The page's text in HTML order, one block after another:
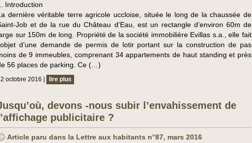
Introduction
dernière véritable terre agricole uccloise, située le long de la chaussée de
Job et de la rue du Château d’Eau, est un rectangle d’environ 60m de
sur 150m de long. Propriété de la société immobilière Evillas s.a., elle fait
d’une demande de permis de lotir portant sur la construction de pas
de 9 immeubles, comprenant 34 appartements de haut standing et près
56 places de parking. Ce (…)
octobre 2016 | lire plus
devons -nous subir l’envahissement de
publicitaire ?
Article paru dans la Lettre aux habitants n°87, mars 2016